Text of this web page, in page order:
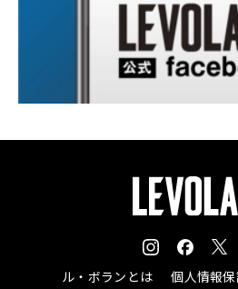
ル・ボランとは 個人情報